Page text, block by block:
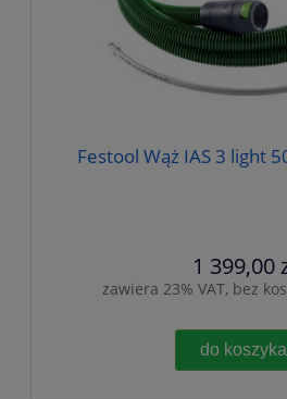
Festool Wąż IAS 3 light
1 399,00
zawiera 23% VAT, bez
do koszyka